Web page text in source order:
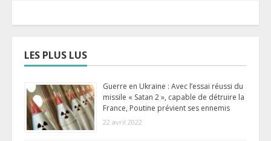
LES PLUS LUS
Guerre en Ukraine : Avec l’essai réussi du
missile « Satan 2 », capable de détruire la
France, Poutine prévient ses ennemis
22 avril 2022